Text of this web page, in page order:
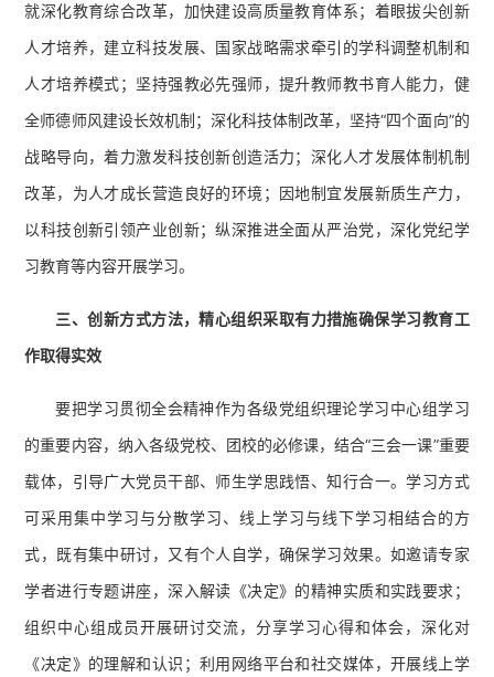
就深化教育综合改革，加快建设高质量教育体系；着眼拔尖创新
人才培养，建立科技发展、国家战略需求牵引的学科调整机制和
人才培养模式；坚持强教必先强师，提升教师教书育人能力，健
全师德师风建设长效机制；深化科技体制改革，坚持“四个面向”的
战略导向，着力激发科技创新创造活力；深化人才发展体制机制
改革，为人才成长营造良好的环境；因地制宜发展新质生产力，
以科技创新引领产业创新；纵深推进全面从严治党，深化党纪学
习教育等内容开展学习。
三、创新方式方法，精心组织采取有力措施确保学习教育工
作取得实效
要把学习贯彻全会精神作为各级党组织理论学习中心组学习
的重要内容，纳入各级党校、团校的必修课，结合“三会一课”重要
载体，引导广大党员干部、师生学思践悟、知行合一。学习方式
可采用集中学习与分散学习、线上学习与线下学习相结合的方
式，既有集中研讨，又有个人自学，确保学习效果。如邀请专家
学者进行专题讲座，深入解读《决定》的精神实质和实践要求；
组织中心组成员开展研讨交流，分享学习心得和体会，深化对
《决定》的理解和认识；利用网络平台和社交媒体，开展线上学